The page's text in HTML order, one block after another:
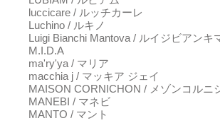
luccicare / ルッチカーレ
Luchino / ルキノ
Luigi Bianchi Mantova / ルイジビアンキ
M.I.D.A
ma'ry'ya / マリア
macchia j / マッキア ジェイ
MAISON CORNICHON / メゾンコルニ
MANEBI / マネビ
MANTO / マント